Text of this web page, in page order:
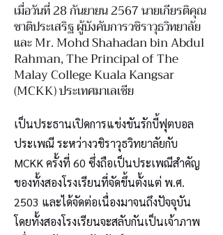
เมื่อวันที่ 28 กันยายน 2567 นายเกียรติคุณ
ชาติประเสริฐ ผู้บังคับการวชิราวุธวิทยาลัย
และ Mr. Mohd Shahadan bin Abdul
Rahman, The Principal of The
Malay College Kuala Kangsar
(MCKK) ประเทศมาเลเซีย
เป็นประธานเปิดการแข่งขันรักบี้ฟุตบอล
ประเพณี ระหว่างวชิราวุธวิทยาลัยกับ
MCKK ครั้งที่ 60 ซึ่งถือเป็นประเพณีสำคัญ
ของทั้งสองโรงเรียนที่จัดขึ้นตั้งแต่ พ.ศ.
2503 และได้จัดต่อเนื่องมาจนถึงปัจจุบัน
โดยทั้งสองโรงเรียนจะสลับกันเป็นเจ้าภาพ